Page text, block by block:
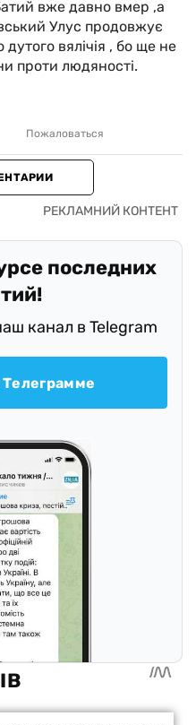
вже давно вмер ,а
Улус продовжує
дутого вялічія , бо ще не
проти людяності.
Пожаловаться
последних
канал в Telegram